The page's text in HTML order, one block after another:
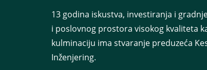
13 godina iskustva, investiranja i
i poslovnog prostora visokog kvaliteta
kulminaciju ima stvaranje preduzeća
Inženjering.